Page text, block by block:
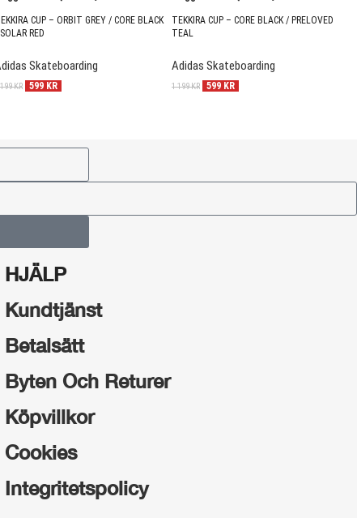
CUP – ORBIT GREY / CORE BLACK
RED
Skateboarding
KR 599 KR
TEKKIRA CUP – CORE BLACK / PRELOVED
TEAL
Adidas Skateboarding
1 199KR 599 KR
HJÄLP
Kundtjänst
Betalsätt
Byten Och Returer
Köpvillkor
Cookies
Integritetspolicy